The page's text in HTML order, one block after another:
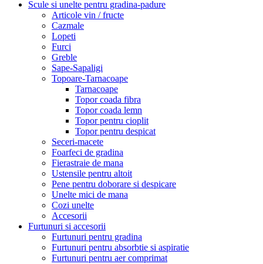
Scule si unelte pentru gradina-padure
Articole vin / fructe
Cazmale
Lopeti
Furci
Greble
Sape-Sapaligi
Topoare-Tarnacoape
Tarnacoape
Topor coada fibra
Topor coada lemn
Topor pentru cioplit
Topor pentru despicat
Seceri-macete
Foarfeci de gradina
Fierastraie de mana
Ustensile pentru altoit
Pene pentru doborare si despicare
Unelte mici de mana
Cozi unelte
Accesorii
Furtunuri si accesorii
Furtunuri pentru gradina
Furtunuri pentru absorbtie si aspiratie
Furtunuri pentru aer comprimat